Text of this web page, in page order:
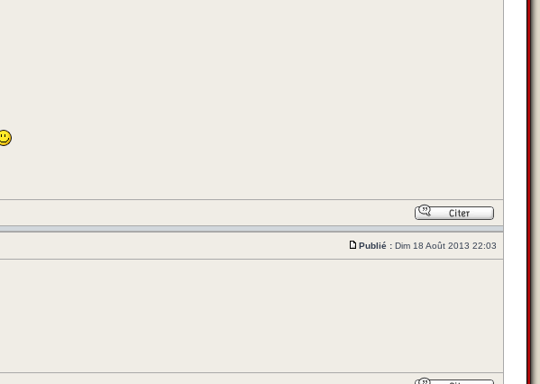
Publié : Dim 18 Août 2013 22:03